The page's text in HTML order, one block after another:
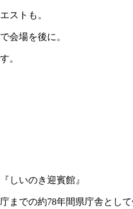
ストも。
会場を後に。
。
しいのき迎賓館』
庁までの約78年間県庁舎と